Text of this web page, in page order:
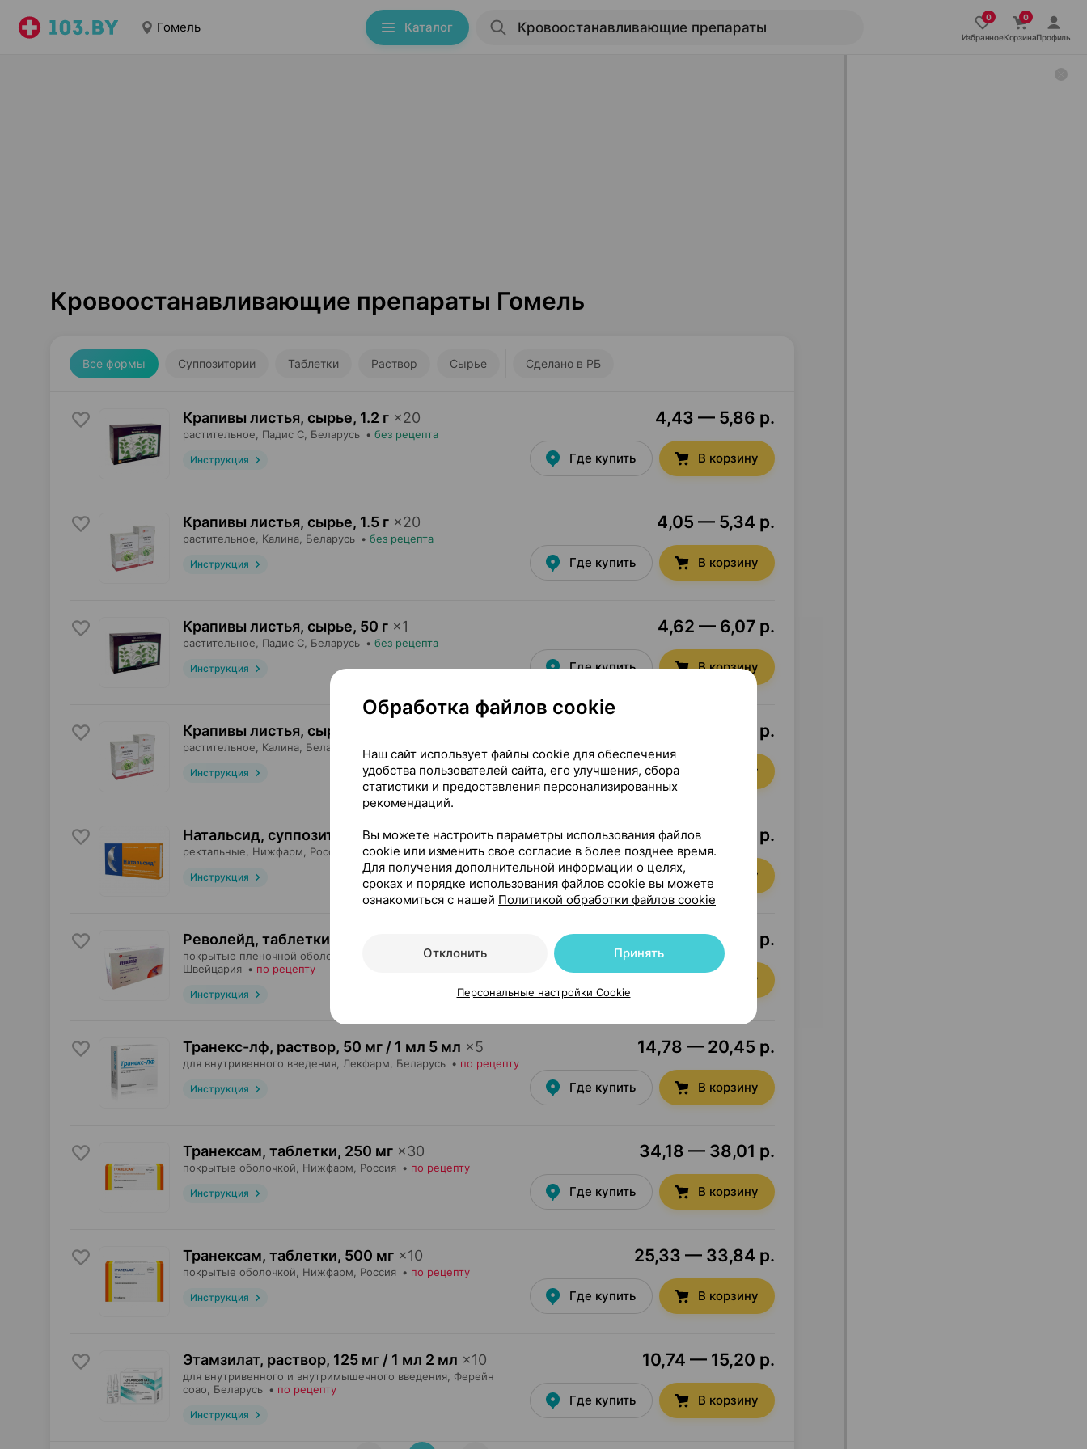
Гомель Каталог
ИзбранноеКорзинаПрофиль
Кровоостанавливающие препараты Гомель
Все формы Суппозитории Таблетки Раствор Сырье Сделано в РБ
Крапивы листья, сырье, 1.2 г ×20
растительное, Падис С , Беларусь • без рецепта
Инструкция
4,43 — 5,86 р.
Где купить В корзину
Крапивы листья, сырье, 1.5 г ×20
растительное, Калина , Беларусь • без рецепта
Инструкция
4,05 — 5,34 р.
Где купить В корзину
Крапивы листья, сырье, 50 г ×1
растительное, Падис С , Беларусь • без рецепта
Инструкция
4,62 — 6,07 р.
Где купить В корзину
Крапивы листья, сырье
растительное, Калина , Беларусь •без рецепта
Инструкция
4,47 — 5,34 р.
Где купить В корзину
Натальсид, суппозитории,250 мг×10
ректальные, Нижфарм , Россия без рецепта
Инструкция
25,34 — 35,06 р.
Где купить В корзину
Револейд, таблетки
покрытые пленочной оболочкой, Новартис Фарма,
Швейцария • по рецепту
Инструкция
7 429,29 р.
В корзину
Транекс-лф, раствор, 50 мг / 1 мл 5 мл ×5
для внутривенного введения, Лекфарм , Беларусь • по рецепту
Инструкция
14,78 — 20,45 р.
Где купить В корзину
Транексам, таблетки, 250 мг ×30
покрытые оболочкой, Нижфарм , Россия • по рецепту
Инструкция
34,18 — 38,01 р.
Где купить В корзину
Транексам, таблетки, 500 мг ×10
покрытые оболочкой, Нижфарм , Россия • по рецепту
Инструкция
25,33 — 33,84 р.
Где купить В корзину
Этамзилат, раствор, 125 мг / 1 мл 2 мл ×10
для внутривенного и внутримышечного введения, Ферейн
соао , Беларусь • по рецепту
Инструкция
10,74 — 15,20 р.
Где купить В корзину
Обработка файлов cookie
Наш сайт использует файлы cookie для обеспечения
удобства пользователей сайта, его улучшения, сбора
статистики и предоставления персонализированных
рекомендаций.
Вы можете настроить параметры использования файлов
cookie или изменить свое согласие в более позднее время.
Для получения дополнительной информации о целях,
сроках и порядке использования файлов cookie вы можете
ознакомиться с нашей Политикой обработки файлов cookie
Отклонить Принять
Персональные настройки Cookie